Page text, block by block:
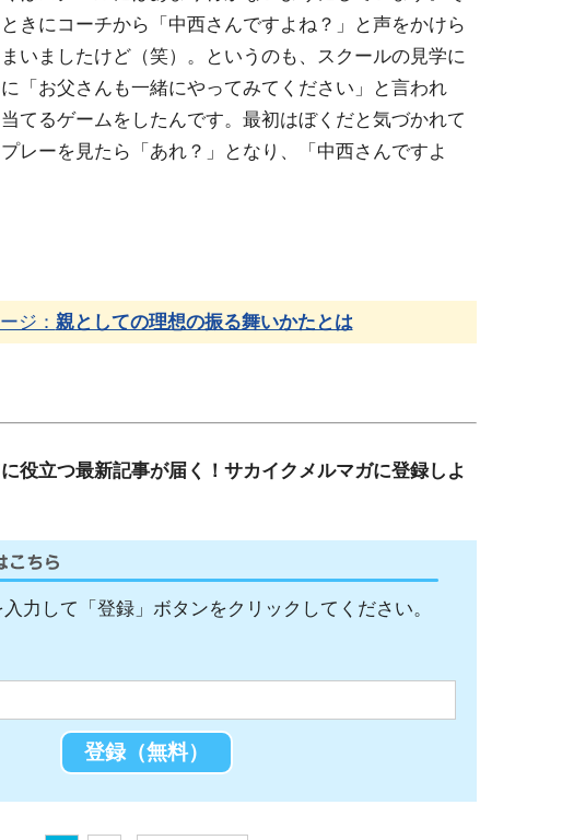
きにコーチから「中西さんですよね？」と声をかけら
いましたけど（笑）。というのも、スクールの見学に
「お父さんも一緒にやってみてください」と言われ
てるゲームをしたんです。最初はぼくだと気づかれて
レーを見たら「あれ？」となり、「中西さんですよ
ジ： 親としての理想の振る舞いかたとは
役立つ最新記事が届く！サカイクメルマガに登録しよ
力して「登録」ボタンをクリックしてください。